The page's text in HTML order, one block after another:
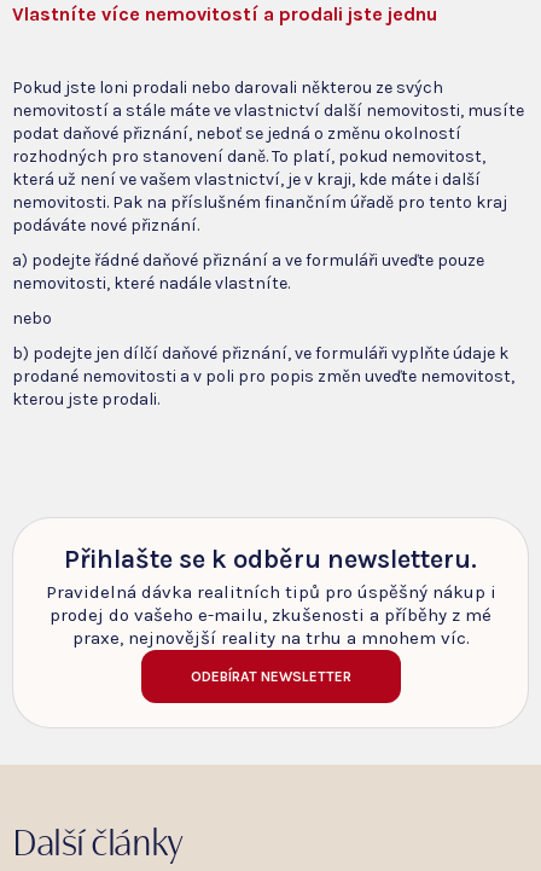
Vlastníte více nemovitostí a prodali jste jednu
Pokud jste loni prodali nebo darovali některou ze svých
nemovitostí a stále máte ve vlastnictví další nemovitosti, musíte
podat daňové přiznání, neboť se jedná o změnu okolností
rozhodných pro stanovení daně. To platí, pokud nemovitost,
která už není ve vašem vlastnictví, je v kraji, kde máte i další
nemovitosti. Pak na příslušném finančním úřadě pro tento kraj
podáváte nové přiznání.
a) podejte řádné daňové přiznání a ve formuláři uveďte pouze
nemovitosti, které nadále vlastníte.
nebo
b) podejte jen dílčí daňové přiznání, ve formuláři vyplňte údaje k
prodané nemovitosti a v poli pro popis změn uveďte nemovitost,
kterou jste prodali.
Přihlašte se k odběru newsletteru.
Pravidelná dávka realitních tipů pro úspěšný nákup i
prodej do vašeho e-mailu, zkušenosti a příběhy z mé
praxe, nejnovější reality na trhu a mnohem víc.
ODEBÍRAT NEWSLETTER
Další články